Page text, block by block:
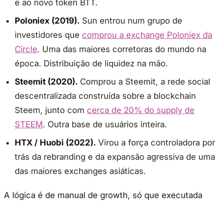
e ao novo token BTT.
Poloniex (2019). Sun entrou num grupo de
investidores quecomprou a exchange Poloniex da
Circle. Uma das maiores corretoras do mundo na
época. Distribuição de liquidez na mão.
Steemit (2020). Comprou a Steemit, a rede social
descentralizada construída sobre a blockchain
Steem, junto comcerca de 20% do supply de
STEEM. Outra base de usuários inteira.
HTX / Huobi (2022). Virou a força controladora por
trás da rebranding e da expansão agressiva de uma
das maiores exchanges asiáticas.
A lógica é de manual de growth, só que executada